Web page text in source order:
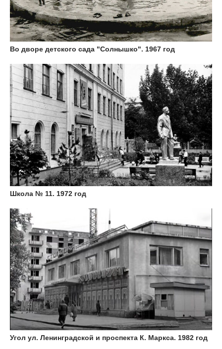
Во дворе детского сада "Солнышко". 1967 год
Школа № 11. 1972 год
Угол ул. Ленинградской и проспекта К. Маркса. 1982 год